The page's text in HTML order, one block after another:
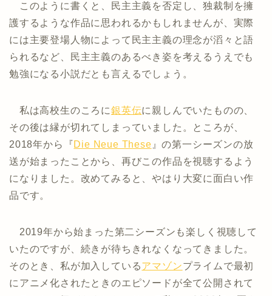
このように書くと、民主主義を否定し、独裁制を擁
護するような作品に思われるかもしれませんが、実際
には主要登場人物によって民主主義の理念が滔々と語
られるなど、民主主義のあるべき姿を考えるうえでも
勉強になる小説だとも言えるでしょう。
私は高校生のころに銀英伝に親しんでいたものの、
その後は縁が切れてしまっていました。ところが、
2018年から『Die Neue These 』の第一シーズンの放
送が始まったことから、再びこの作品を視聴するよう
になりました。改めてみると、やはり大変に面白い作
品です。
2019年から始まった第二シーズンも楽しく視聴して
いたのですが、続きが待ちきれなくなってきました。
そのとき、私が加入しているアマゾンプライムで最初
にアニメ化されたときのエピソードが全て公開されて